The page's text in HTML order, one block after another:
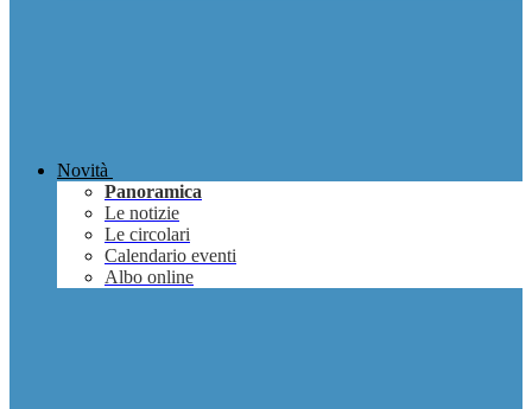
Novità
Panoramica
Le notizie
Le circolari
Calendario eventi
Albo online